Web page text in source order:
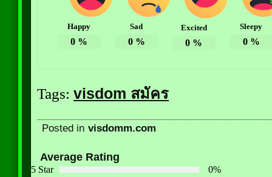
Happy
0 %
Sad
0%
Excited
0 %
Sleepy
0%
Tags: visdom สมัคร
Posted in visdomm.com
Average Rating
5 Star
0%